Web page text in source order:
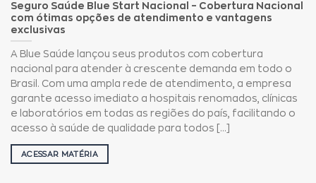
Seguro Saúde Blue Start Nacional – Cobertura Nacional
com ótimas opções de atendimento e vantagens
exclusivas
A Blue Saúde lançou seus produtos com cobertura
nacional para atender à crescente demanda em todo o
Brasil. Com uma ampla rede de atendimento, a empresa
garante acesso imediato a hospitais renomados, clínicas
e laboratórios em todas as regiões do país, facilitando o
acesso à saúde de qualidade para todos [...]
ACESSAR MATÉRIA